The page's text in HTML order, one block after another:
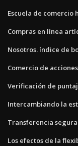
Escuela de comercio
Compras en línea
Nosotros. índice de
Comercio de
Verificación de
Intercambiando la
Transferencia
Los efectos de la